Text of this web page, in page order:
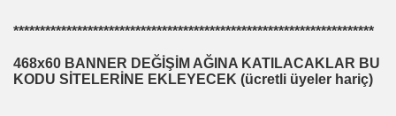
********************************************************************
468x60 BANNER DEĞİŞİM AĞINA KATILACAKLAR BU
KODU SİTELERİNE EKLEYECEK (ücretli üyeler hariç)